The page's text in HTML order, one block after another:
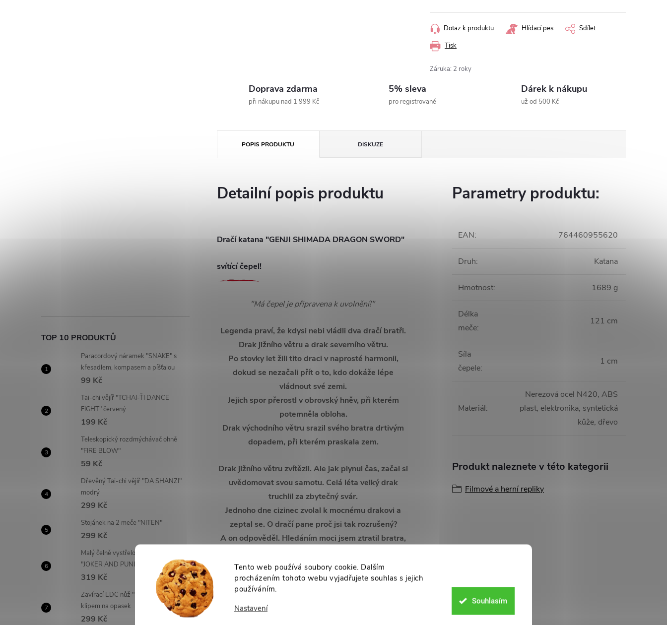
Tento web používá soubory cookie. Dalším
procházením tohoto webu vyjadřujete souhlas s jejich
používáním.
Nastavení
Souhlasím
TOP 10 PRODUKTŮ
Paracordový náramek "SNAKE" s
křesadlem, kompasem a píšťalou
99 Kč
Tai-chi vějíř "TCHAI-ŤI DANCE
FIGHT" červený
199 Kč
Teleskopický rozdmýchávač ohně
"FIRE BLOW"
59 Kč
Dřevěný Tai-chi vějíř "DA SHANZI"
modrý
299 Kč
Stojánek na 2 meče "NITEN"
299 Kč
Malý čelně vystřelovací OTF nůž
"JOKER AND PUNISHER"
319 Kč
Zavírací EDC nůž "FOXTROT" s
klipem na opasek
299 Kč
Tisk
Dotaz k produktu Hlídací pes Sdílet
Záruka: 2 roky
Doprava zdarma
při nákupu nad 1 999 Kč
5% sleva
pro registrované
Dárek k nákupu
už od 500 Kč
POPIS PRODUKTU DISKUZE
Detailní popis produktu
Dračí katana "GENJI SHIMADA DRAGON SWORD"
svítící čepel!
"Má čepel je připravena k uvolnění!"
Legenda praví, že kdysi nebi vládli dva dračí bratři.
Drak jižního větru a drak severního větru.
Po stovky let žili tito draci v naprosté harmonii,
dokud se nezačali přít o to, kdo dokáže lépe
vládnout své zemi.
Jejich spor přerostl v obrovský hněv, při kterém
potemněla obloha.
Drak východního větru srazil svého bratra drtivým
dopadem, při kterém praskala zem.
Drak jižního větru zvítězil. Ale jak plynul čas, začal si
uvědomovat svou samotu. Celá léta velký drak
truchlil za zbytečný svár.
Jednoho dne cizinec zvolal k mocnému drakovi a
zeptal se. O dračí pane proč jsi tak rozrušený?
A on odpověděl. Hledáním moci jsem ztratil bratra,
Ujmete se moci dračího vládce s novou originální
katanou Genjiho Shimady?!
Luxusní zpracování a co
Parametry produktu:
EAN: 764460955620
Druh: Katana
Hmotnost: 1689 g
Délka
meče:
121 cm
Síla
čepele:
1 cm
Materiál:
Nerezová ocel N420, ABS
plast, elektronika, syntetická
kůže, dřevo
Produkt naleznete v této kategorii
Filmové a herní repliky